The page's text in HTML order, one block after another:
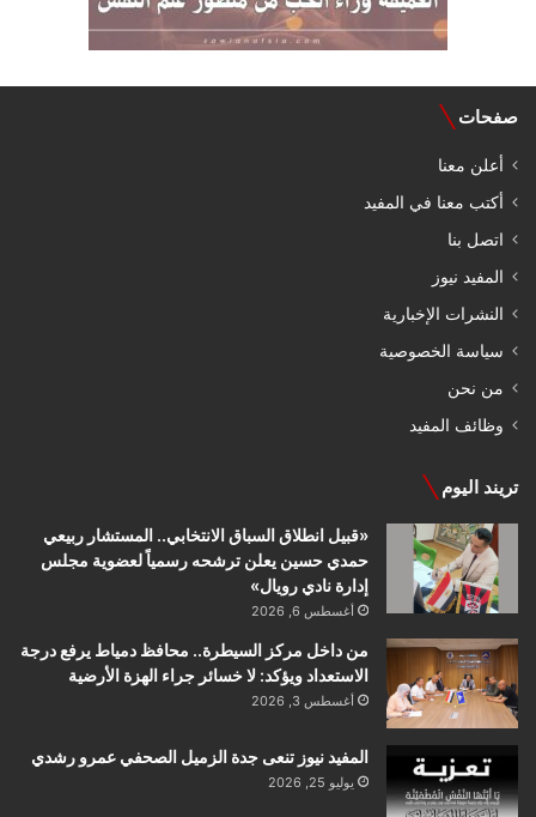
صفحات
أعلن معنا
أكتب معنا في المفيد
اتصل بنا
المفيد نيوز
النشرات الإخبارية
سياسة الخصوصية
من نحن
وظائف المفيد
تريند اليوم
«قبيل انطلاق السباق الانتخابي.. المستشار ربيعي
حمدي حسين يعلن ترشحه رسمياً لعضوية مجلس
إدارة نادي رويال»
أغسطس 6, 2026
من داخل مركز السيطرة.. محافظ دمياط يرفع درجة
الاستعداد ويؤكد: لا خسائر جراء الهزة الأرضية
أغسطس 3, 2026
المفيد نيوز تنعى جدة الزميل الصحفي عمرو رشدي
يوليو 25, 2026